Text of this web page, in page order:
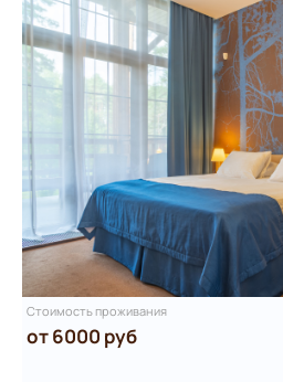
Стоимость проживания
от 6000 руб